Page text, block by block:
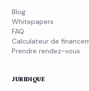
Blog
Whitepapers
FAQ
Calculateur de
Prendre rendez-vous
JURIDIQUE